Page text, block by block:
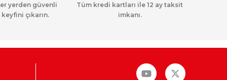
yerden güvenli
keyfini çıkarın.
Tüm kredi kartları ile 12 ay taksit
imkanı.